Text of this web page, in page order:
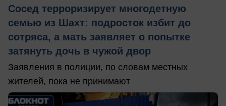
Сосед терроризирует многодетную
семью из Шахт: подросток избит до
сотряса, а мать заявляет о попытке
затянуть дочь в чужой двор
Заявления в полиции, по словам местных
жителей, пока не принимают